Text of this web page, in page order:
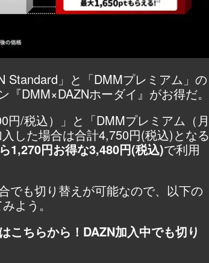
Standard」と「DMMプレミアム」の
『DMM×DAZNホーダイ』がお得だ。
円/税込）」と「DMMプレミアム（月
した場合は合計4,750円(税込)となる
1,270円お得な3,480円(税込)で利用
でも切り替えが可能なので、以下の
よう。
こちらから！DAZN加入中でも切り